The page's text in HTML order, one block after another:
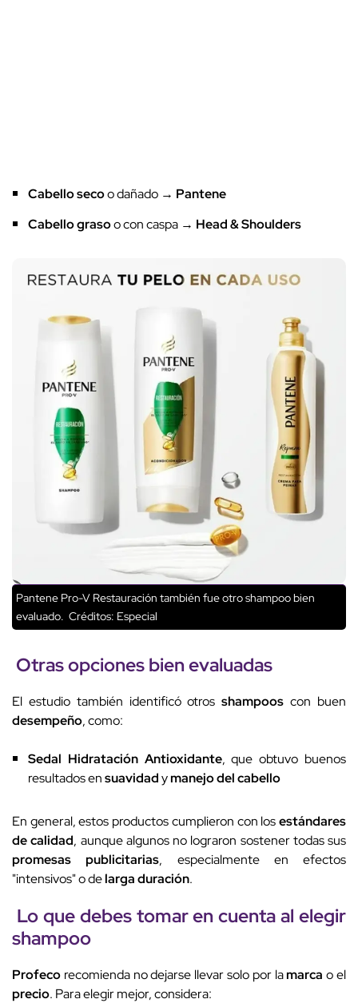
Cabello secoo dañado → Pantene
Cabello grasoo con caspa → Head & Shoulders
Pantene Pro-V Restauración también fue otro shampoo bien
evaluado. Créditos: Especial
Otras opciones bien evaluadas
El estudio también identificó otros shampoos con buen
desempeño, como:
Sedal Hidratación Antioxidante, que obtuvo buenos
resultados ensuavidadymanejo del cabello
En general, estos productos cumplieron con losestándares
de calidad, aunque algunos no lograron sostener todas sus
promesas publicitarias, especialmente en efectos
"intensivos" o delarga duración.
Lo que debes tomar en cuenta al elegir
shampoo
Profeco recomienda no dejarse llevar solo por lamarca o el
precio. Para elegir mejor, considera: